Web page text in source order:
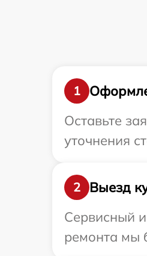
1
Оставьте
уточнения
2
Выезд
Сервисный
ремонта мы